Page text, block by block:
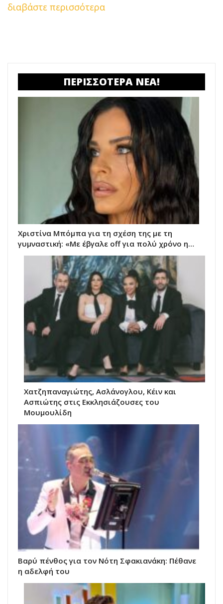
διαβάστε περισσότερα
ΠΕΡΙΣΣΟΤΕΡΑ ΝΕΑ!
Χριστίνα Μπόμπα για τη σχέση της με τη
γυμναστική: «Με έβγαλε off για πολύ χρόνο η…
Χατζηπαναγιώτης, Ασλάνογλου, Κέιν και
Ασπιώτης στις Εκκλησιάζουσες του
Μουμουλίδη
Βαρύ πένθος για τον Νότη Σφακιανάκη: Πέθανε
η αδελφή του